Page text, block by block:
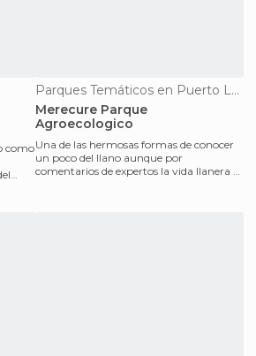
como
Parques Temáticos en Puerto López
Merecure Parque
Agroecologico
Una de las hermosas formas de conocer
un poco del llano aunque por
comentarios de expertos la vida llanera es